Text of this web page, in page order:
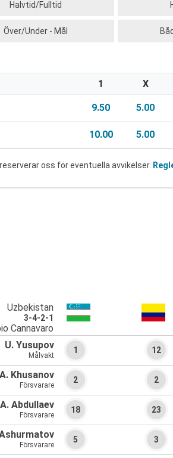
Halvtid/Fulltid
Över/Under - Mål
1 X
9.50 5.00
10.00 5.00
oss för eventuella avvikelser.
Uzbekistan
3-4-2-1
Cannavaro
U. Yusupov
Målvakt
1
A. Khusanov
Försvarare
2
A. Abdullaev
Försvarare
18
Ashurmatov
Försvarare
5
12
2
23
3